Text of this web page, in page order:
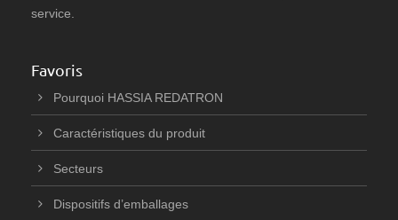
service.
Favoris
Pourquoi HASSIA REDATRON
Caractéristiques du produit
Secteurs
Dispositifs d’emballages